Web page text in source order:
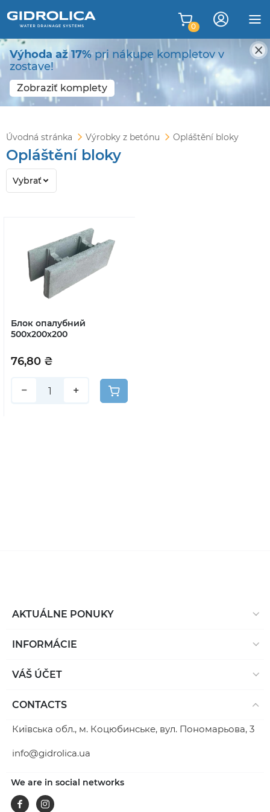
Výhoda až 17%pri nákupe kompletov v
zostave!
Zobraziť komplety
0
Úvodná stránka Výrobky z betónu Opláštění bloky
Opláštění bloky
Vybrať
Блок опалубний
500x200х200
76,80 ₴
− +
AKTUÁLNE PONUKY
INFORMÁCIE
VÁŠ ÚČET
CONTACTS
Київська обл., м. Коцюбинське, вул. Пономарьова, 3
info@gidrolica.ua
We are in social networks
FacebookInstagram